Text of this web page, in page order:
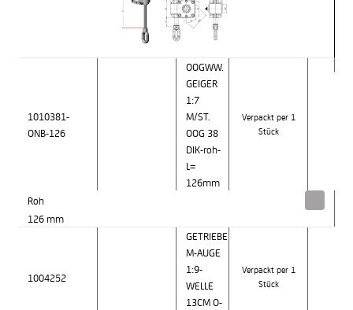
1010381-
ONB-126
OOGWW.
GEIGER
1:7
M/ST.
OOG 38
DIK-roh-
L=
126mm
Verpackt per 1
Stück
Roh
126 mm
1004252
GETRIEBE
M-AUGE
1:9-
WELLE
13CM O-
Verpackt per 1
Stück